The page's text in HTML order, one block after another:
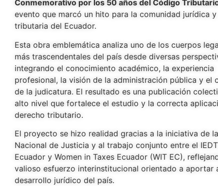
Conmemorativo por los 50 años del Código
evento que marcó un hito para la comunidad jurídica y
tributaria del Ecuador.
Esta obra emblemática analiza uno de los cuerpos
más trascendentales del país desde diversas
integrando el conocimiento académico, la experiencia
profesional, la visión de la administración pública y el
de la judicatura. El resultado es una publicación
alto nivel que fortalece el estudio y la correcta
derecho tributario.
El proyecto se hizo realidad gracias a la iniciativa de
Nacional de Justicia y al trabajo conjunto entre el
Ecuador y Women in Taxes Ecuador (WIT EC),
valioso esfuerzo interinstitucional orientado a aportar
desarrollo jurídico del país.